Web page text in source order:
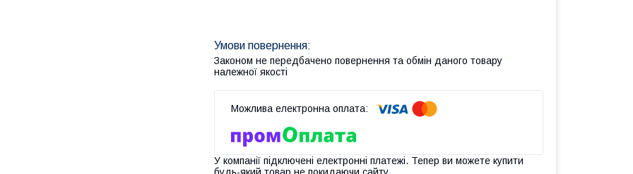
Законом не передбачено повернення та обмін даного товару
належної якості
У компанії підключені електронні платежі. Тепер ви можете купити